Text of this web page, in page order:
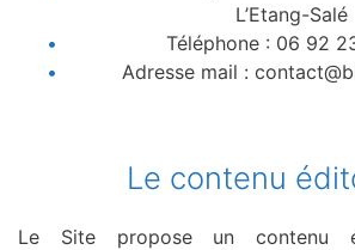
L’Etang-Salé
Téléphone : 06 92
Adresse mail :
Le contenu
Le Site propose un contenu